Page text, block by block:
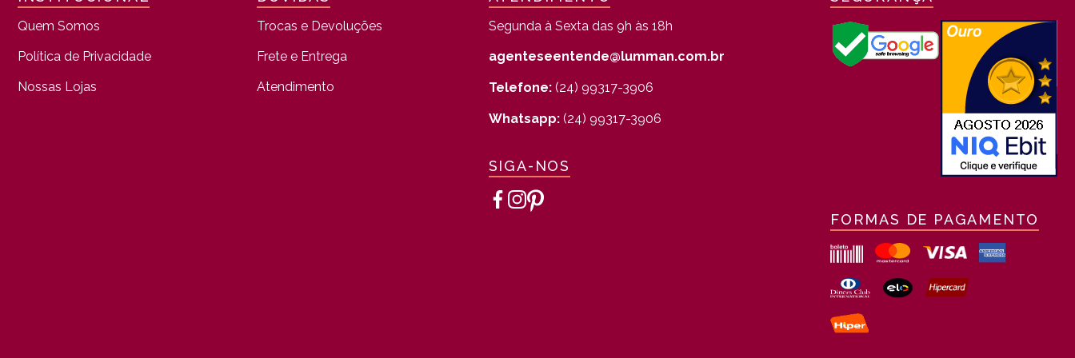
Quem Somos
Política de Privacidade
Nossas Lojas
Trocas e Devoluções
Frete e Entrega
Atendimento
Segunda à Sexta das 9h às 18h
agenteseentende@lumman.com.br
Telefone:(24) 99317-3906
Whatsapp:(24) 99317-3906
SIGA-NOS
FORMAS DE PAGAMENTO